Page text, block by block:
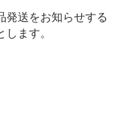
発送をお知らせする
ます。